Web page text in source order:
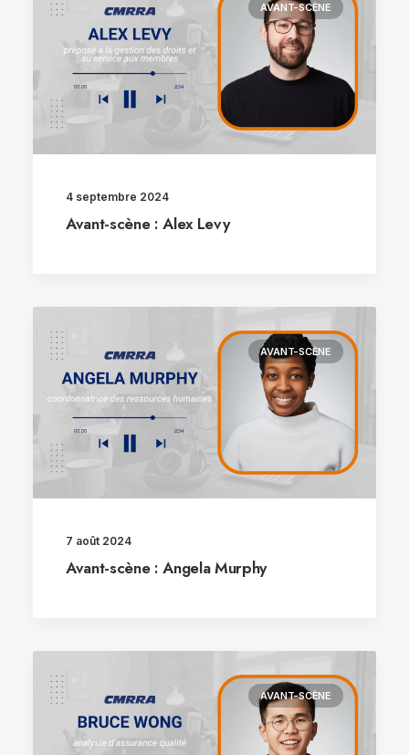
AVANT-SCÈNE
4 septembre 2024
Avant-scène : Alex Levy
AVANT-SCÈNE
7 août 2024
Avant-scène : Angela Murphy
AVANT-SCÈNE